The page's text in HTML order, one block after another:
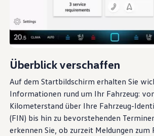
Überblick verschaffen
Auf dem Startbildschirm erhalten Sie
Informationen rund um Ihr Fahrzeug:
Kilometerstand über Ihre Fahrzeug-
(FIN) bis hin zu bevorstehenden
erkennen Sie, ob zurzeit Meldungen zum